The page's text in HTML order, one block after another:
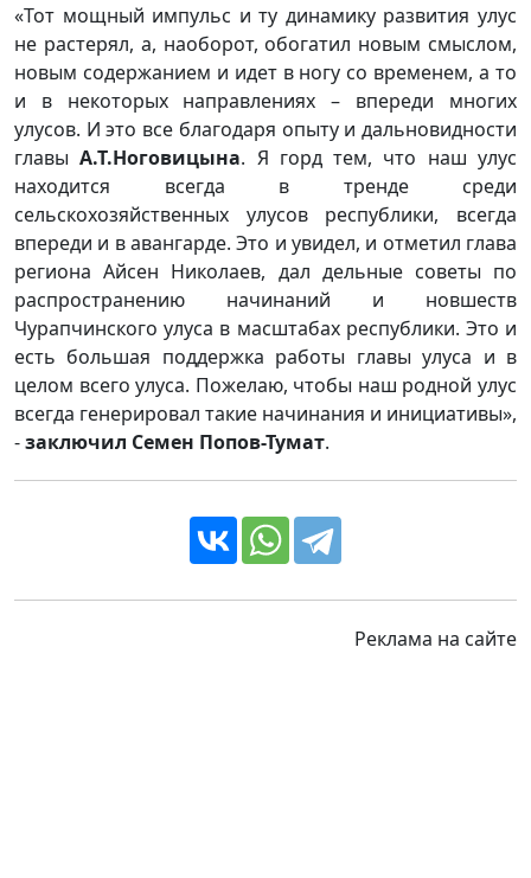
«Тот мощный импульс и ту динамику развития улус
не растерял, а, наоборот, обогатил новым смыслом,
новым содержанием и идет в ногу со временем, а то
и в некоторых направлениях – впереди многих
улусов. И это все благодаря опыту и дальновидности
главыА.Т.Ноговицына. Я горд тем, что наш улус
находится всегда в тренде среди
сельскохозяйственных улусов республики, всегда
впереди и в авангарде. Это и увидел, и отметил глава
региона Айсен Николаев, дал дельные советы по
распространению начинаний и новшеств
Чурапчинского улуса в масштабах республики. Это и
есть большая поддержка работы главы улуса и в
целом всего улуса. Пожелаю, чтобы наш родной улус
всегда генерировал такие начинания и инициативы»,
-заключил Семен Попов-Тумат.
Реклама на сайте